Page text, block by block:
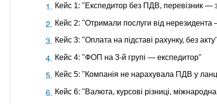
Кейс 1: "Експедитор без ПДВ, перевізник —
Кейс 2: "Отримали послуги від
Кейс 3: "Оплата на підставі рахунку, без акту"
Кейс 4: "ФОП на 3-й групі — експедитор"
Кейс 5: "Компанія не нарахувала ПДВ у
Кейс 6: "Валюта, курсові різниці,